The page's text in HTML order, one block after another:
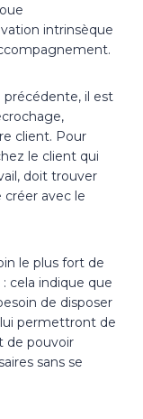
intrinsèque
précédente, il est
client. Pour
le client qui
doit trouver
créer avec le
le plus fort de
cela indique que
de disposer
permettront de
de pouvoir
sans se